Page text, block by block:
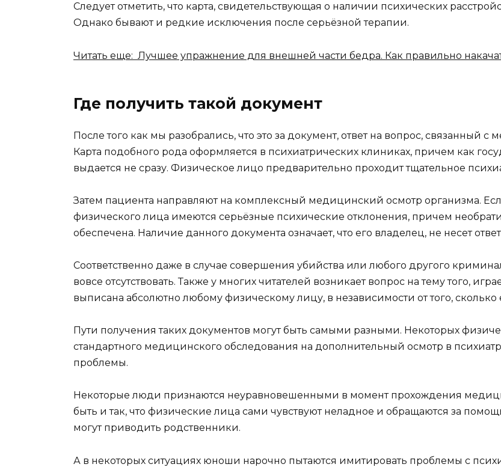
Следует отметить, что карта, свидетельствующая о наличии психических
Однако бывают и редкие исключения после серьёзной терапии.
Читать еще: Лучшее упражнение для внешней части бедра. Как правильно
Где получить такой документ
После того как мы разобрались, что это за документ, ответ на вопрос, связанный с
Карта подобного рода оформляется в психиатрических клиниках, причем как
выдается не сразу. Физическое лицо предварительно проходит тщательное
Затем пациента направляют на комплексный медицинский осмотр организма.
физического лица имеются серьёзные психические отклонения, причем
обеспечена. Наличие данного документа означает, что его владелец, не несет
Соответственно даже в случае совершения убийства или любого другого
вовсе отсутствовать. Также у многих читателей возникает вопрос на тему того,
выписана абсолютно любому физическому лицу, в независимости от того, сколько
Пути получения таких документов могут быть самыми разными. Некоторых
стандартного медицинского обследования на дополнительный осмотр в
проблемы.
Некоторые люди признаются неуравновешенными в момент прохождения
быть и так, что физические лица сами чувствуют неладное и обращаются за
могут приводить родственники.
А в некоторых ситуациях юноши нарочно пытаются имитировать проблемы с